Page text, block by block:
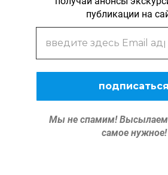
публикации на
Мы не спамим! Высылаем
самое нужное!